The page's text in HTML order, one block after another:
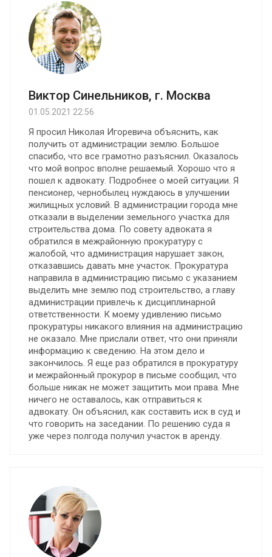
Виктор Синельников, г. Москва
01.05.2021 22:56
Я просил Николая Игоревича объяснить, как
получить от администрации землю. Большое
спасибо, что все грамотно разъяснил. Оказалось
что мой вопрос вполне решаемый. Хорошо что я
пошел к адвокату. Подробнее о моей ситуации. Я
пенсионер, чернобылец нуждаюсь в улучшении
жилищных условий. В администрации города мне
отказали в выделении земельного участка для
строительства дома. По совету адвоката я
обратился в межрайонную прокуратуру с
жалобой, что администрация нарушает закон,
отказавшись давать мне участок. Прокуратура
направила в администрацию письмо с указанием
выделить мне землю под строительство, а главу
администрации привлечь к дисциплинарной
ответственности. К моему удивлению письмо
прокуратуры никакого влияния на администрацию
не оказало. Мне прислали ответ, что они приняли
информацию к сведению. На этом дело и
закончилось. Я еще раз обратился в прокуратуру
и межрайонный прокурор в письме сообщил, что
больше никак не может защитить мои права. Мне
ничего не оставалось, как отправиться к
адвокату. Он объяснил, как составить иск в суд и
что говорить на заседании. По решению суда я
уже через полгода получил участок в аренду.